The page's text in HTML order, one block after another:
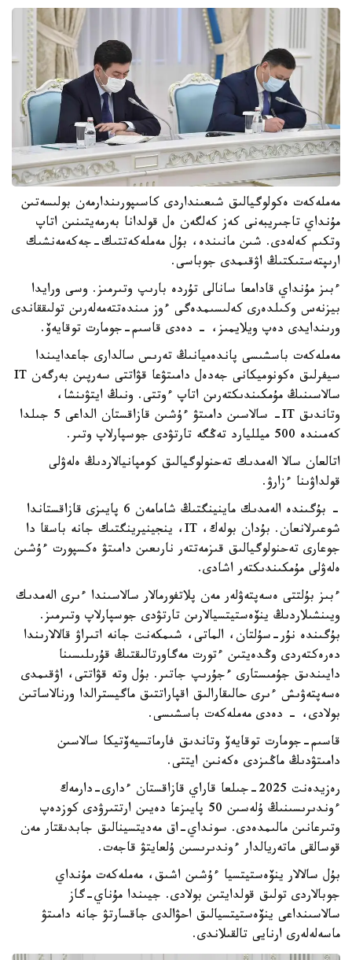
مەملەكەت ەكولوگيالىق شىعىنداردى كاسىپورىندارمەن بولىسەتىن
مۇنداي تاجىريبەنى كەز كەلگەن ەل قولدانا بەرمەيتىنىن اتاپ
وتكىم كەلەدى. شىن مانىندە، بۇل مەملەكەتتىك-جەكەمەنشىك
ارىپتەستىكتىڭ اۋقىمدى جوباسى.
ءبىز مۇنداي قادامعا سانالى تۇردە بارىپ وتىرمىز. وسى ورايدا
بيزنەس وكىلدەرى كەلىسىمدەگى ءوز مىندەتتەمەلەرىن تولىققاندى
ورىندايدى دەپ ويلايمىز، - دەدى قاسىم-جومارت توقايەۆ.
مەملەكەت باسشىسى پاندەميانىڭ تەرىس سالدارى جاعدايىندا
سيفرلىق ەكونوميكانى جەدەل دامىتۋعا قۋاتتى سەرپىن بەرگەن IT
سالاسىنىڭ مۇمكىندىكتەرىن اتاپ ءوتتى. ونىڭ ايتۋىنشا،
وتاندىق IT- سالاسىن دامىتۋ ءۇشىن قازاقستان الداعى 5 جىلدا
كەمىندە 500 ميلليارد تەڭگە تارتۋدى جوسپارلاپ وتىر.
اتالعان سالا الەمدىك تەحنولوگيالىق كومپانيالاردىڭ ەلەۋلى
قولداۋىنا ءزارۋ.
- بۇگىندە الەمدىك ماينينگتىڭ شامامەن 6 پايىزى قازاقستاندا
شوعىرلانعان. بۇدان بولەك، IT، ينجينيرينگتىك جانە باسقا دا
جوعارى تەحنولوگيالىق قىزمەتتەر نارىعىن دامىتۋ ەكسپورت ءۇشىن
ەلەۋلى مۇمكىندىكتەر اشادى.
ءبىز بۇلتتى ەسەپتەۋلەر مەن پلاتفورمالار سالاسىندا ءىرى الەمدىك
ويىنشىلاردىڭ ينۆەستيتسيالارىن تارتۋدى جوسپارلاپ وتىرمىز.
بۇگىندە نۇر-سۇلتان، الماتى، شىمكەنت جانە اتىراۋ قالالارىندا
دەرەكتەردى وڭدەيتىن ءتورت مەگاورتالىقتىڭ قۇرىلىسىنا
دايىندىق جۇمىستارى ءجۇرىپ جاتىر. بۇل وتە قۋاتتى، اۋقىمدى
ەسەپتەۋىش ءىرى حالىقارالىق اقپاراتتىق ماگيسترالدا ورنالاساتىن
بولادى، - دەدى مەملەكەت باسشىسى.
قاسىم-جومارت توقايەۆ وتاندىق فارماتسيەۆتيكا سالاسىن
دامىتۋدىڭ ماڭىزدى ەكەنىن ايتتى.
رەزيدەنت 2025-جىلعا قاراي قازاقستان ءدارى-دارمەك
ءوندىرىسىنىڭ ۇلەسىن 50 پايىزعا دەيىن ارتتىرۋدى كوزدەپ
وتىرعانىن مالىمدەدى. سونداي-اق مەديتسينالىق جابدىقتار مەن
قوسالقى ماتەريالدار ءوندىرىسىن ۇلعايتۋ قاجەت.
بۇل سالالار ينۆەستيتسيا ءۇشىن اشىق، مەملەكەت مۇنداي
جوبالاردى تولىق قولدايتىن بولادى. جيىندا مۇناي-گاز
سالاسىنداعى ينۆەستيتسيالىق احۋالدى جاقسارتۋ جانە دامىتۋ
ماسەلەلەرى ارنايى تالقىلاندى.